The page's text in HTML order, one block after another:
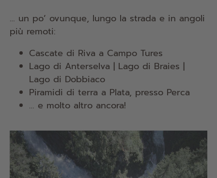
… un po’ ovunque, lungo la strada e in angoli
più remoti:
Cascate di Riva a Campo Tures
Lago di Anterselva | Lago di Braies |
Lago di Dobbiaco
Piramidi di terra a Plata, presso Perca
… e molto altro ancora!